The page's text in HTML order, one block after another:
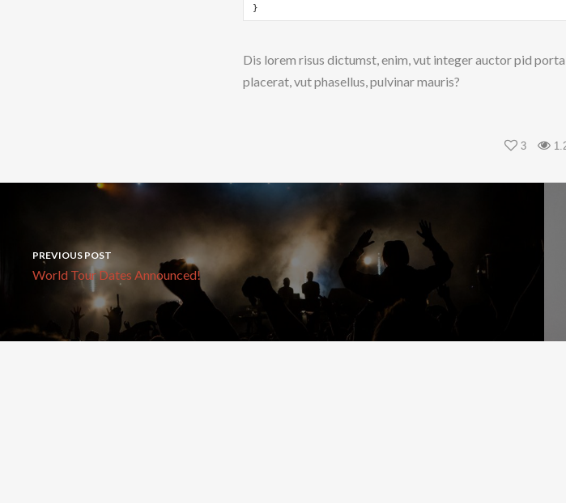
}
Dis lorem risus dictumst, enim, vut integer auctor pid
placerat, vut phasellus, pulvinar mauris?
3
PREVIOUS POST
World Tour Dates Announced!